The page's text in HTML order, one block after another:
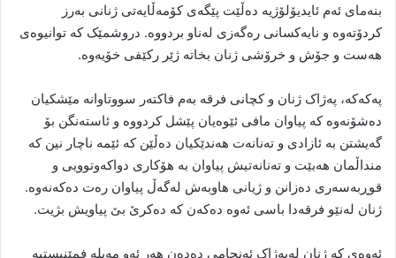
بنەمای ئەم ئایدیۆلۆژیە دەڵێت پێگەی کۆمەڵایەتی ژنانی بەرز
کردۆتەوە و نایەکسانی رەگەزی لەناو بردووە. دروشمێک کە توانیوەی
هەست و جۆش و خرۆشی ژنان بخاتە ژێر رکێفی خۆیەوە.
پەکەکە، پەژاک ژنان و کچانی فرقە بەم فاکتەر سووتاوانە مێشکیان
دەشۆنەوە کە پیاوان مافی ئێوەیان پێشل کردووە و ئاستەنگن بۆ
گەیشتن بە ئازادی و تەنانەت هەندێکیان دەڵێن کە ئێمە ناچار نین کە
منداڵمان هەبێت و تەنانەتیش پیاوان بە هۆکاری دواکەوتوویی و
قوڕبەسەری دەزانن و ژیانی هاوبەش لەگەڵ پیاوان رەت دەکەنەوە.
ژنان لەنێو فرقەدا باسی ئەوە دەکەن کە دەکرێ بێ پیاویش بژیت.
ئەوەی کە ژنان لەپەژاک ئەنجامی دەدەن هەر ئەو مەیلە فمێنیستیە